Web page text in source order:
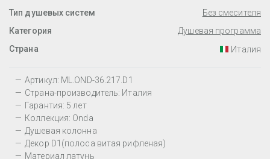
Тип душевых систем
Без смесителя
Категория
Душевая программа
Страна
Италия
Артикул: ML.OND-36.217.D1
Страна-производитель: Италия
Гарантия: 5 лет
Коллекция: Onda
Душевая колонна
Декор D1(полоса витая рифленая)
Материал латунь